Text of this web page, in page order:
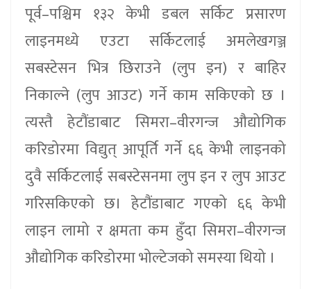
पूर्व–पश्चिम १३२ केभी डबल सर्किट प्रसारण
लाइनमध्ये एउटा सर्किटलाई अमलेखगञ्ज
सबस्टेसन भित्र छिराउने (लुप इन) र बाहिर
निकाल्ने (लुप आउट) गर्ने काम सकिएको छ ।
त्यस्तै हेटौंडाबाट सिमरा–वीरगन्ज औद्योगिक
करिडोरमा विद्युत् आपूर्ति गर्ने ६६ केभी लाइनको
दुवै सर्किटलाई सबस्टेसनमा लुप इन र लुप आउट
गरिसकिएको छ। हेटौंडाबाट गएको ६६ केभी
लाइन लामो र क्षमता कम हुँदा सिमरा–वीरगन्ज
औद्योगिक करिडोरमा भोल्टेजको समस्या थियो ।